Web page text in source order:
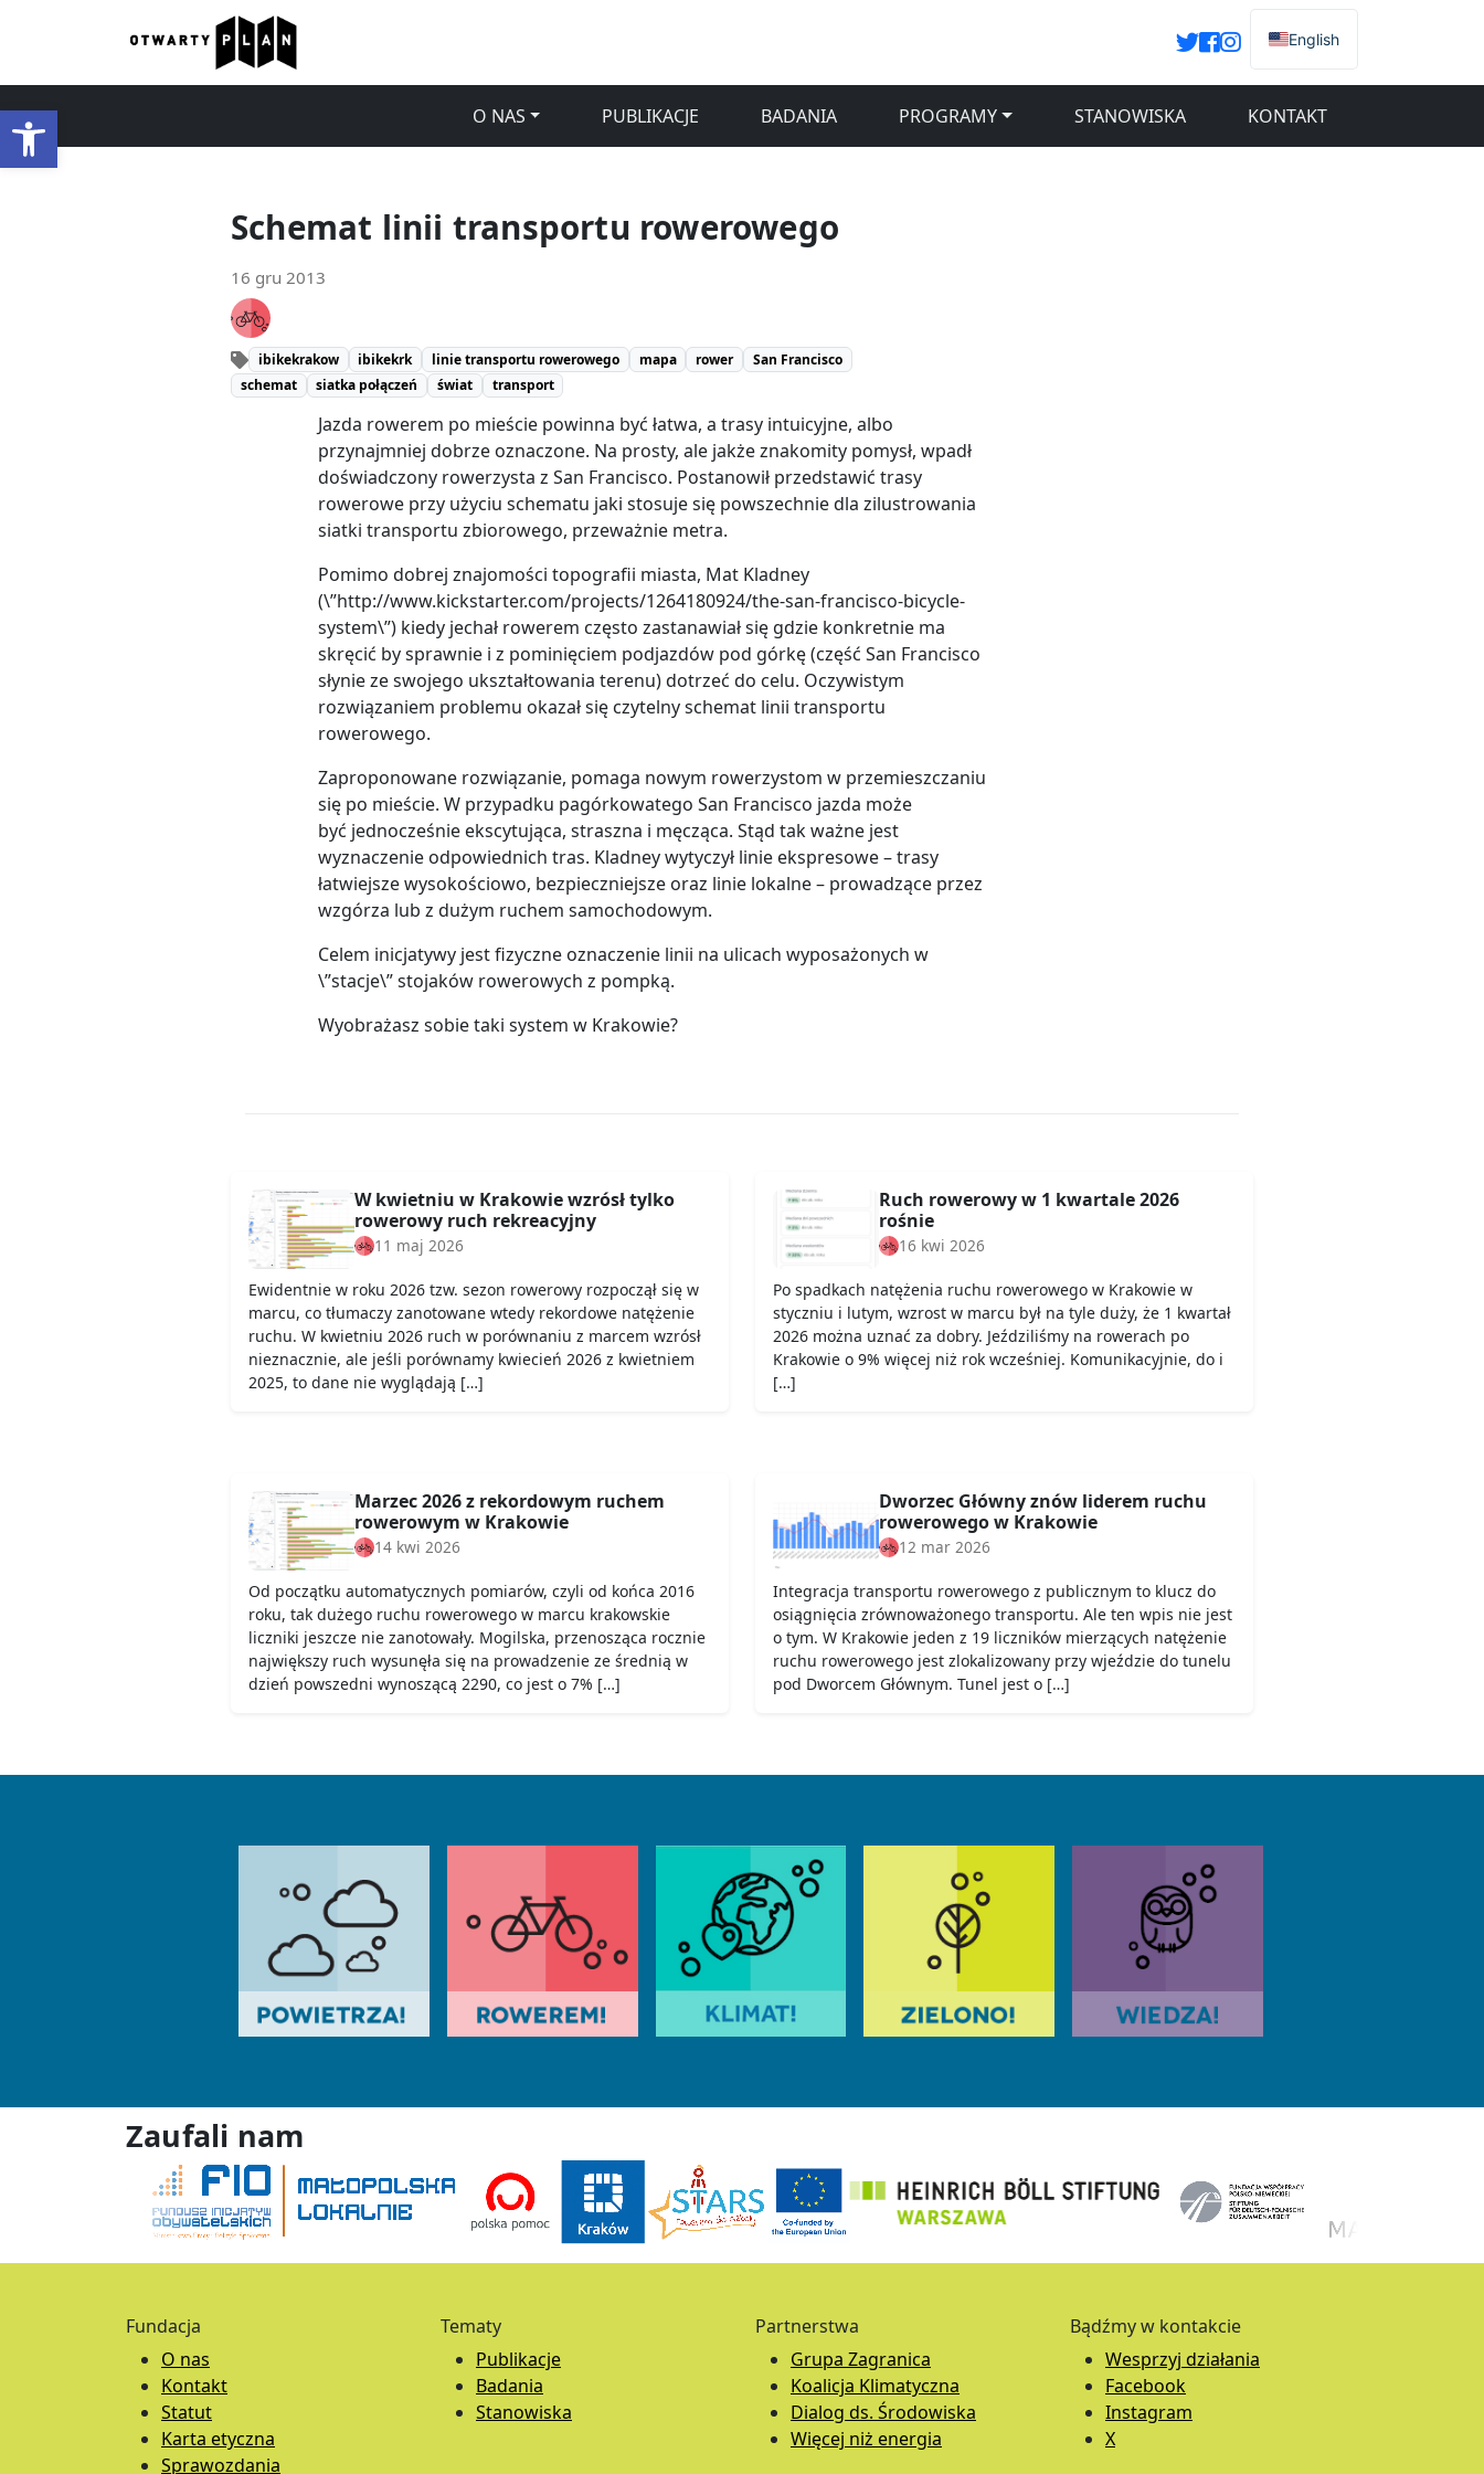
Otwórz pasek narzędzi
English
O NAS PUBLIKACJE BADANIA PROGRAMY STANOWISKA KONTAKT
Schemat linii transportu rowerowego
16 gru 2013
ibikekrakow ibikekrk linie transportu rowerowego mapa rower
San Francisco
schemat
siatka połączeń świat transport
Jazda rowerem po mieście powinna być łatwa, a trasy intuicyjne, albo
przynajmniej dobrze oznaczone. Na prosty, ale jakże znakomity pomysł, wpadł
doświadczony rowerzysta z San Francisco. Postanowił przedstawić trasy
rowerowe przy użyciu schematu jaki stosuje się powszechnie dla zilustrowania
siatki transportu zbiorowego, przeważnie metra.
Pomimo dobrej znajomości topografii miasta, Mat Kladney
(\”http://www.kickstarter.com/projects/1264180924/the-san-francisco-bicycle-
system\”) kiedy jechał rowerem często zastanawiał się gdzie konkretnie ma
skręcić by sprawnie i z pominięciem podjazdów pod górkę (część San Francisco
słynie ze swojego ukształtowania terenu) dotrzeć do celu. Oczywistym
rozwiązaniem problemu okazał się czytelny schemat linii transportu
rowerowego.
Zaproponowane rozwiązanie, pomaga nowym rowerzystom w przemieszczaniu
się po mieście. W przypadku pagórkowatego San Francisco jazda może
być jednocześnie ekscytująca, straszna i męcząca. Stąd tak ważne jest
wyznaczenie odpowiednich tras. Kladney wytyczył linie ekspresowe – trasy
łatwiejsze wysokościowo, bezpieczniejsze oraz linie lokalne – prowadzące przez
wzgórza lub z dużym ruchem samochodowym.
Celem inicjatywy jest fizyczne oznaczenie linii na ulicach wyposażonych w
\”stacje\” stojaków rowerowych z pompką.
Wyobrażasz sobie taki system w Krakowie?
W kwietniu w Krakowie wzrósł tylko
rowerowy ruch rekreacyjny
11 maj 2026
Ewidentnie w roku 2026 tzw. sezon rowerowy rozpoczął się w
marcu, co tłumaczy zanotowane wtedy rekordowe natężenie
ruchu. W kwietniu 2026 ruch w porównaniu z marcem wzrósł
nieznacznie, ale jeśli porównamy kwiecień 2026 z kwietniem
2025, to dane nie wyglądają […]
Ruch rowerowy w 1 kwartale 2026
rośnie
16 kwi 2026
Po spadkach natężenia ruchu rowerowego w Krakowie w
styczniu i lutym, wzrost w marcu był na tyle duży, że 1 kwartał
2026 można uznać za dobry. Jeździliśmy na rowerach po
Krakowie o 9% więcej niż rok wcześniej. Komunikacyjnie, do i
[…]
Marzec 2026 z rekordowym ruchem
rowerowym w Krakowie
14 kwi 2026
Od początku automatycznych pomiarów, czyli od końca 2016
roku, tak dużego ruchu rowerowego w marcu krakowskie
liczniki jeszcze nie zanotowały. Mogilska, przenosząca rocznie
największy ruch wysunęła się na prowadzenie ze średnią w
dzień powszedni wynoszącą 2290, co jest o 7% […]
Dworzec Główny znów liderem ruchu
rowerowego w Krakowie
12 mar 2026
Integracja transportu rowerowego z publicznym to klucz do
osiągnięcia zrównoważonego transportu. Ale ten wpis nie jest
o tym. W Krakowie jeden z 19 liczników mierzących natężenie
ruchu rowerowego jest zlokalizowany przy wjeździe do tunelu
pod Dworcem Głównym. Tunel jest o […]
Zaufali nam
Fundacja
O nas
Kontakt
Statut
Karta etyczna
Sprawozdania
Tematy
Publikacje
Badania
Stanowiska
Partnerstwa
Grupa Zagranica
Koalicja Klimatyczna
Dialog ds. Środowiska
Więcej niż energia
Bądźmy w kontakcie
Wesprzyj działania
Facebook
Instagram
X